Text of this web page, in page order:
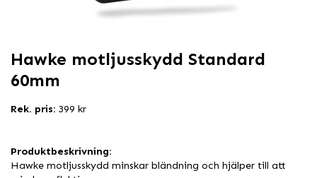
Hawke motljusskydd Standard
60mm
Rek. pris: 399 kr
Produktbeskrivning:
Hawke motljusskydd minskar bländning och hjälper till att